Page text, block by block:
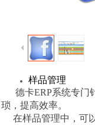
样品管理
德卡ERP系统专门
琐，提高效率。
在样品管理中，可